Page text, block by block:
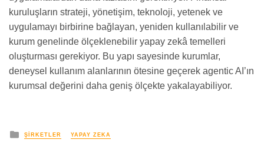
kuruluşların strateji, yönetişim, teknoloji, yetenek ve
uygulamayı birbirine bağlayan, yeniden kullanılabilir ve
kurum genelinde ölçeklenebilir yapay zekâ temelleri
oluşturması gerekiyor. Bu yapı sayesinde kurumlar,
deneysel kullanım alanlarının ötesine geçerek agentic AI’ın
kurumsal değerini daha geniş ölçekte yakalayabiliyor.
yayınlanan
ŞIRKETLER YAPAY ZEKA